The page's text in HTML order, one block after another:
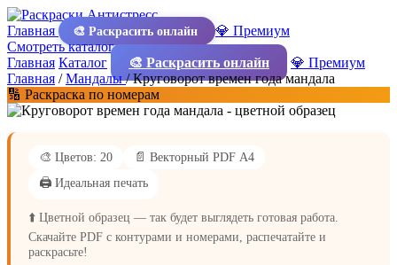
Главная 🎨 Раскрасить онлайн
💎 Премиум
Смотреть каталог
Главная Каталог 🎨 Раскрасить онлайн
💎 Премиум
Главная /Мандалы/Круговорот времен года мандала
🔢 Раскраска по номерам
🎨 Цветов: 20
📄 Векторный PDF А4
🖨️ Идеальная печать
⬆️ Цветной образец — так будет выглядеть готовая работа.
Скачайте PDF с контурами и номерами, распечатайте и
раскрасьте!